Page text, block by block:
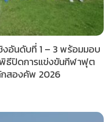
อันดับที่ 1 – 3 พร้อมมอบ
ธีปิดการแข่งขันกีฬาฟุต
สองคัพ 2026